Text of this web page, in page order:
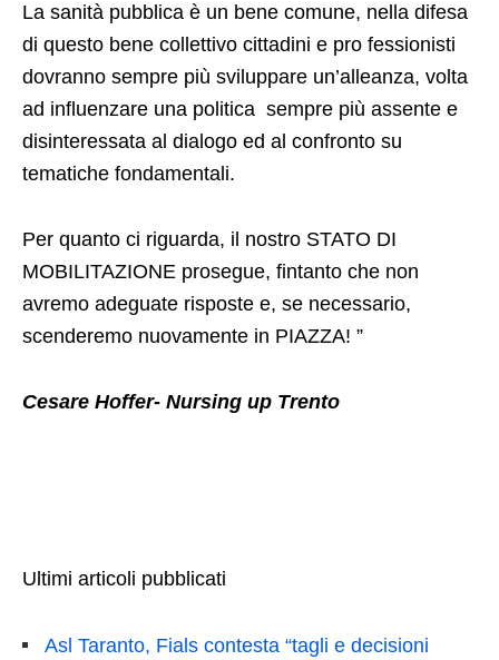
La sanità pubblica è un bene comune, nella difesa
di questo bene collettivo cittadini e pro fessionisti
dovranno sempre più sviluppare un’alleanza, volta
ad influenzare una politica sempre più assente e
disinteressata al dialogo ed al confronto su
tematiche fondamentali.
Per quanto ci riguarda, il nostro STATO DI
MOBILITAZIONE prosegue, fintanto che non
avremo adeguate risposte e, se necessario,
scenderemo nuovamente in PIAZZA! ”
Cesare Hoffer- Nursing up Trento
Ultimi articoli pubblicati
Asl Taranto, Fials contesta “tagli e decisioni